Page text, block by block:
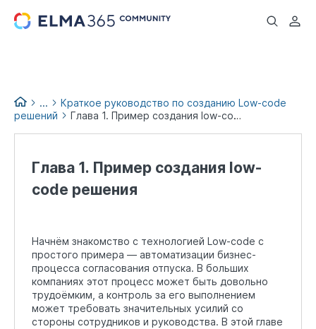
...
...
Краткое руководство по созданию Low-code
решений
Глава 1. Пример создания low-code решения
Глава 1. Пример создания low-
code решения
Начнём знакомство с технологией Low-code с
простого примера — автоматизации бизнес-
процесса согласования отпуска. В больших
компаниях этот процесс может быть довольно
трудоёмким, а контроль за его выполнением
может требовать значительных усилий со
стороны сотрудников и руководства. В этой главе